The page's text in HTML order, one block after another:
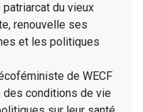
du vieux
renouvelle ses
et les politiques
de WECF
conditions de vie